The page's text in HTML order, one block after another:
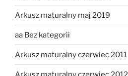
Arkusz maturalny maj 2019
aa Bez kategorii
Arkusz maturalny czerwiec 2011